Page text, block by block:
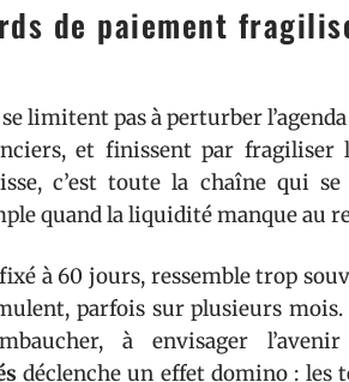
de paiement
limitent pas à perturber
et finissent par fragiliser
c’est toute la chaîne qui
quand la liquidité manque au
à 60 jours, ressemble trop
parfois sur plusieurs
à envisager
déclenche un effet domino : les